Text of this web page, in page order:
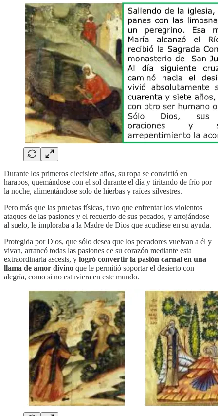
Durante los primeros diecisiete años, su ropa se convirtió en
harapos, quemándose con el sol durante el día y tiritando de frío por
la noche, alimentándose solo de hierbas y raíces silvestres.
Pero más que las pruebas físicas, tuvo que enfrentar los violentos
ataques de las pasiones y el recuerdo de sus pecados, y arrojándose
al suelo, le imploraba a la Madre de Dios que acudiese en su ayuda.
Protegida por Dios, que sólo desea que los pecadores vuelvan a él y
vivan, arrancó todas las pasiones de su corazón mediante esta
extraordinaria ascesis, y logró convertir la pasión carnal en una
llama de amor divino que le permitió soportar el desierto con
alegría, como si no estuviera en este mundo.